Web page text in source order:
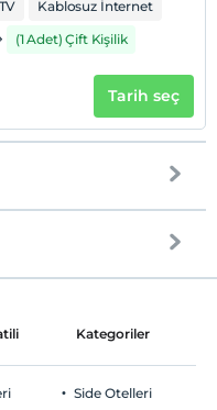
TV Kablosuz İnternet
(1 Adet) Çift Kişilik
Tarih seç
odalar
Kategoriler
Side Otelleri